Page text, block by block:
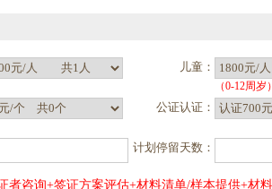
儿童：
（0-12周岁）
公证认证：
计划停留天数：
者咨询+签证方案评估+材料清单/样本提供+材